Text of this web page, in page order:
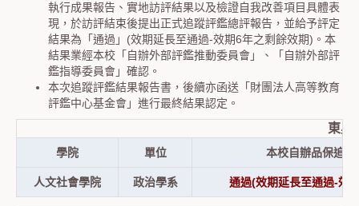
執行成果報告、實地訪評結果以及檢證自我改善項目具體表
現，於訪評結束後提出正式追蹤評鑑總評報告，並給予評定
結果為「通過」(效期延長至通過-效期6年之剩餘效期)。本
結果業經本校「自辦外部評鑑推動委員會」、「自辦外部評
鑑指導委員會」確認。
本次追蹤評鑑結果報告書，後續亦函送「財團法人高等教育
評鑑中心基金會」進行最終結果認定。
東吳
學院 單位 本校自辦品保追蹤
人文社會學院 政治學系 通過(效期延長至通過-效